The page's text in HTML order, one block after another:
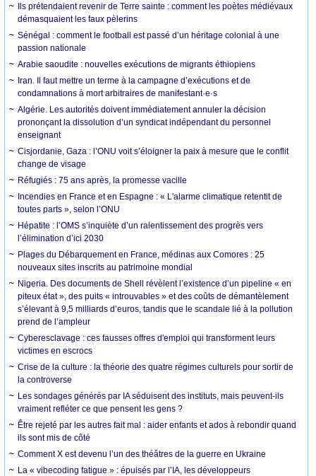
Ils prétendaient revenir de Terre sainte : comment les poètes médiévaux
démasquaient les faux pèlerins
Sénégal : comment le football est passé d’un héritage colonial à une
passion nationale
Arabie saoudite : nouvelles exécutions de migrants éthiopiens
Iran. Il faut mettre un terme à la campagne d’exécutions et de
condamnations à mort arbitraires de manifestant·e·s
Algérie. Les autorités doivent immédiatement annuler la décision
prononçant la dissolution d’un syndicat indépendant du personnel
enseignant
Cisjordanie, Gaza : l’ONU voit s’éloigner la paix à mesure que le conflit
change de visage
Réfugiés : 75 ans après, la promesse vacille
Incendies en France et en Espagne : « L'alarme climatique retentit de
toutes parts », selon l’ONU
Hépatite : l’OMS s’inquiète d’un ralentissement des progrès vers
l’élimination d’ici 2030
Plages du Débarquement en France, médinas aux Comores : 25
nouveaux sites inscrits au patrimoine mondial
Nigeria. Des documents de Shell révèlent l’existence d’un pipeline « en
piteux état », des puits « introuvables » et des coûts de démantèlement
s’élevant à 9,5 milliards d’euros, tandis que le scandale lié à la pollution
prend de l’ampleur
Cyberesclavage : ces fausses offres d'emploi qui transforment leurs
victimes en escrocs
Crise de la culture : la théorie des quatre régimes culturels pour sortir de
la controverse
Les sondages générés par IA séduisent des instituts, mais peuvent-ils
vraiment refléter ce que pensent les gens ?
Être rejeté par les autres fait mal : aider enfants et ados à rebondir quand
ils sont mis de côté
Comment X est devenu l’un des théâtres de la guerre en Ukraine
La « vibecoding fatigue » : épuisés par l’IA, les développeurs